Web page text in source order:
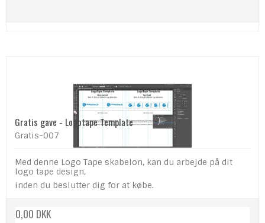
Gratis gave - Logotape Template
Gratis-007
Med denne Logo Tape skabelon, kan du arbejde på dit
logo tape design,
inden du beslutter dig for at købe.
0,00 DKK